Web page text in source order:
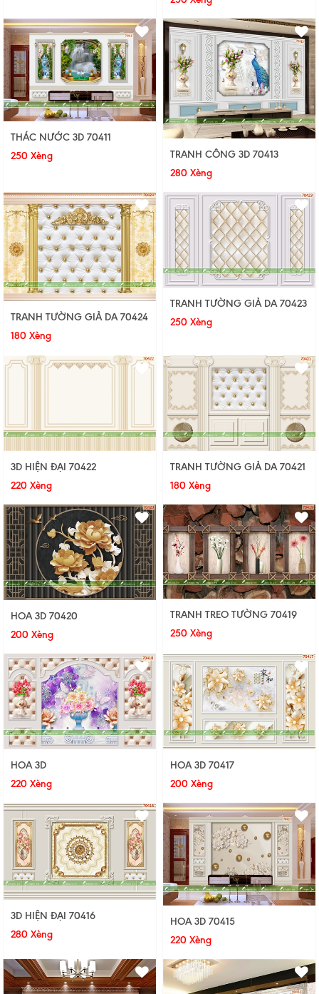
THÁC NƯỚC 3D 70411
250 Xèng
TRANH CÔNG 3D 70413
280 Xèng
TRANH TƯỜNG GIẢ DA 70424
180 Xèng
TRANH TƯỜNG GIẢ DA 70423
250 Xèng
3D HIỆN ĐẠI 70422
220 Xèng
TRANH TƯỜNG GIẢ DA 70421
180 Xèng
HOA 3D 70420
200 Xèng
TRANH TREO TƯỜNG 70419
250 Xèng
HOA 3D
220 Xèng
HOA 3D 70417
200 Xèng
3D HIỆN ĐẠI 70416
280 Xèng
HOA 3D 70415
220 Xèng